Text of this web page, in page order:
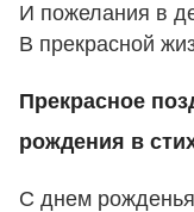
И пожелания в
В прекрасной
Прекрасное
рождения в
С днем